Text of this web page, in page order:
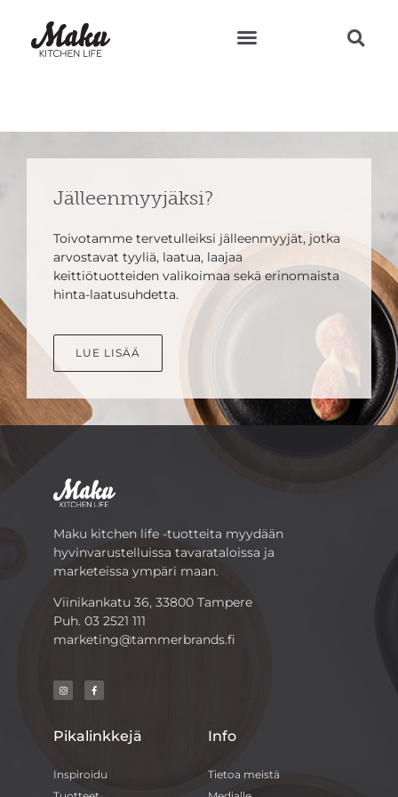
Jälleenmyyjäksi?
Toivotamme tervetulleiksi jälleenmyyjät, jotka
arvostavat tyyliä, laatua, laajaa
keittiötuotteiden valikoimaa sekä erinomaista
hinta-laatusuhdetta.
LUE LISÄÄ
Maku kitchen life -tuotteita myydään
hyvinvarustelluissa tavarataloissa ja
marketeissa ympäri maan.
Viinikankatu 36, 33800 Tampere
Puh. 03 2521 111
marketing@tammerbrands.fi
Pikalinkkejä
Inspiroidu
Info
Tietoa meistä